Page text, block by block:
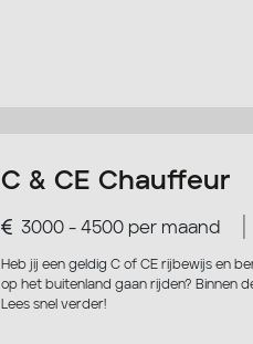
C & CE Chauffeur
3000 - 4500 per maand
Heb jij een geldig C of CE rijbewijs en
op het buitenland gaan rijden? Binnen
Lees snel verder!